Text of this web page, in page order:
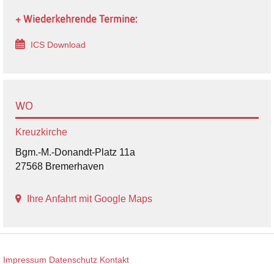
+ Wiederkehrende Termine:
ICS Download
WO
Kreuzkirche
Bgm.-M.-Donandt-Platz 11a
27568 Bremerhaven
Ihre Anfahrt mit Google Maps
Impressum Datenschutz Kontakt